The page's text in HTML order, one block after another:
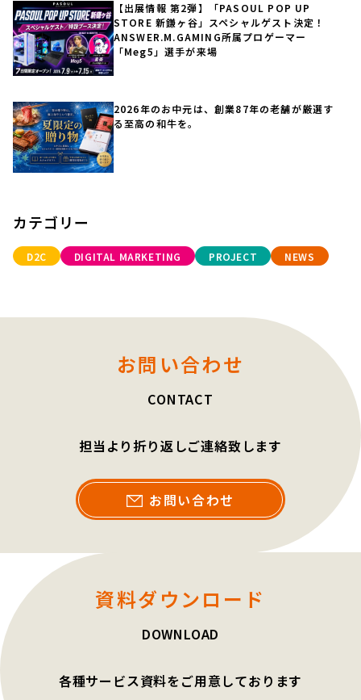
【出展情報 第2弾】「PASOUL POP UP
STORE 新鎌ヶ谷」スペシャルゲスト決定！
ANSWER.M.GAMING所属プロゲーマー
「Meg5」選手が来場
2026年のお中元は、創業87年の老舗が厳選す
る至高の和牛を。
カテゴリー
D2C DIGITAL MARKETING PROJECT NEWS
お問い合わせ
CONTACT
担当より折り返しご連絡致します
お問い合わせ
資料ダウンロード
DOWNLOAD
各種サービス資料をご用意しております